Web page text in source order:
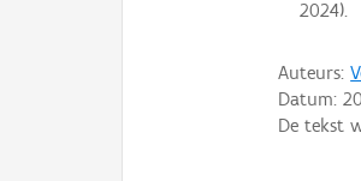
2024).
Auteurs:
Datum:
De tekst